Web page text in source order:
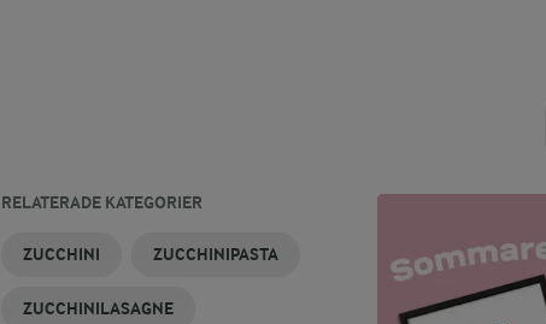
RELATERADE KATEGORIER
ZUCCHINI ZUCCHINIPASTA
ZUCCHINILASAGNE